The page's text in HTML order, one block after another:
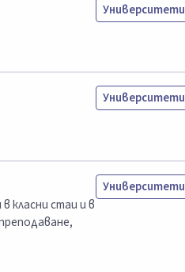
Университети
Университети
класни стаи и в
Университети